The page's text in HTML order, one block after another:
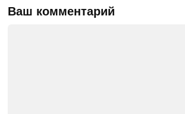
Ваш комментарий